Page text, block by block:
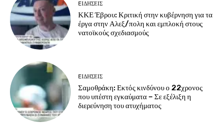
EΙΔΗΣΕΙΣ
ΚΚΕ Έβρου: Κριτική στην κυβέρνηση για τα
έργα στην Αλεξ/πολη και εμπλοκή στους
νατοϊκούς σχεδιασμούς
EΙΔΗΣΕΙΣ
Σαμοθράκη: Εκτός κινδύνου ο 22χρονος
που υπέστη εγκαύματα – Σε εξέλιξη η
διερεύνηση του ατυχήματος